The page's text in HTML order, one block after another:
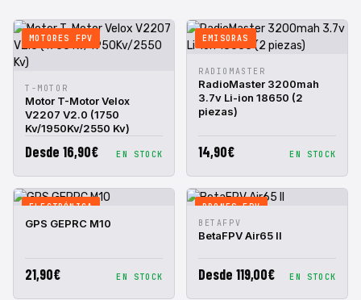
MOTORES FPV
VISTA
RÁPIDA
CESTA
T-MOTOR
Motor T-Motor Velox
V2207 V2.0 (1750
Kv/1950Kv/2550 Kv)
Desde 16,90€ EN STOCK
EMISORAS
VISTA
RÁPIDA
CESTA
RADIOMASTER
RadioMaster 3200mah
3.7v Li-ion 18650 (2
piezas)
14,90€ EN STOCK
ELECTRÓNICA
VISTA
AÑADIR A
GPS GEPRC M10
21,90€ EN STOCK
DRONES FPV
VISTA
RÁPIDA
CESTA
BETAFPV
BetaFPV Air65 II
Desde 119,00€ EN STOCK